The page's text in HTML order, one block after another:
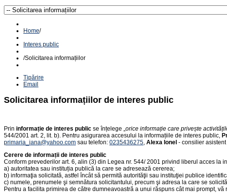
Home/
Interes public
/Solicitarea informațiilor
Tipărire
Email
Solicitarea informațiilor de interes public
Prin informație de interes public se înțelege „ orice informație care privește
544/2001 art. 2, lit. b). Pentru asigurarea accesului la informațiile de interes public,
primaria_iana@yahoo.com sau telefon: 0235436275 Alexa Ionel - consilier
Cerere de informații de interes public
Conform prevederilor art. 6, alin (3) din Legea nr. 544/ 2001 privind liberul acces
a) autoritatea sau instituția publică la care se adresează cererea;
b) informaţia solicitată, astfel încât să permită autorităţii sau instituţiei publice
c) numele, prenumele şi semnătura solicitantului, precum şi adresa la care se
Pentru a facilita primirea de către dumneavoastră a unui răspuns cât mai prompt,